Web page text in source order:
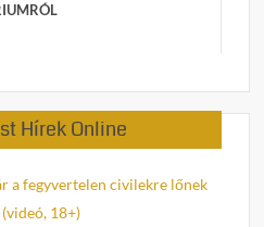
Hírek Online
a fegyvertelen civilekre lőnek
18+)